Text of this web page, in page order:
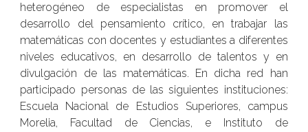
heterogéneo de especialistas en promover el
desarrollo del pensamiento crítico, en trabajar las
matemáticas con docentes y estudiantes a diferentes
niveles educativos, en desarrollo de talentos y en
divulgación de las matemáticas. En dicha red han
participado personas de las siguientes instituciones:
Escuela Nacional de Estudios Superiores, campus
Morelia, Facultad de Ciencias, e Instituto de